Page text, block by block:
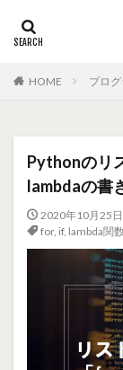
HOME プロ
Pythonのリ
lambdaの書
2020年10月25日
for, if, lambda関数